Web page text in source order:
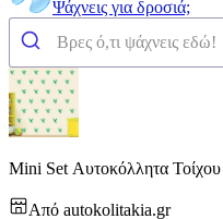
Ψάχνεις για δροσιά;
Mini Set Αυτοκόλλητα
Από autokolitakia.gr